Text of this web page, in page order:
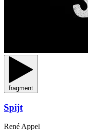
fragment
Spijt
René Appel